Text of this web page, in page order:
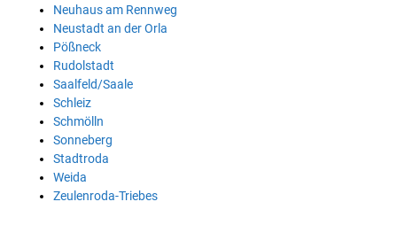
Neuhaus am Rennweg
Neustadt an der Orla
Pößneck
Rudolstadt
Saalfeld/Saale
Schleiz
Schmölln
Sonneberg
Stadtroda
Weida
Zeulenroda-Triebes